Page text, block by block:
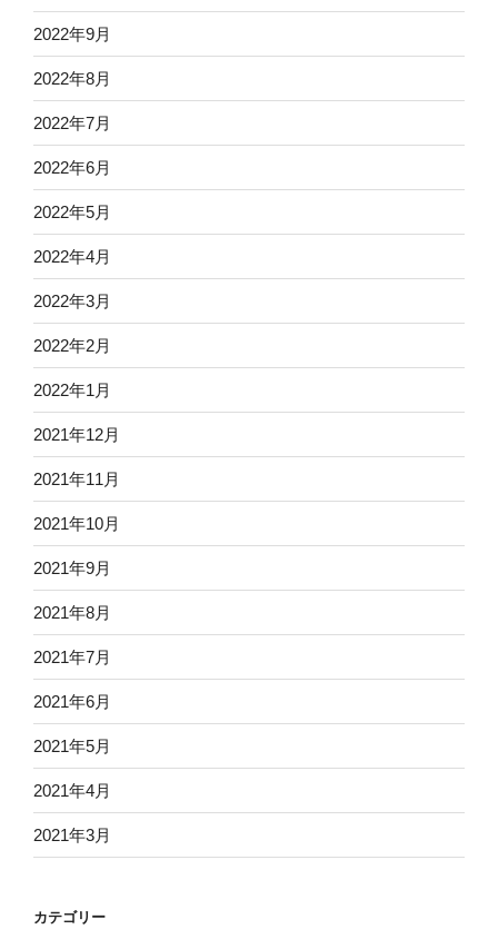
2022年9月
2022年8月
2022年7月
2022年6月
2022年5月
2022年4月
2022年3月
2022年2月
2022年1月
2021年12月
2021年11月
2021年10月
2021年9月
2021年8月
2021年7月
2021年6月
2021年5月
2021年4月
2021年3月
カテゴリー